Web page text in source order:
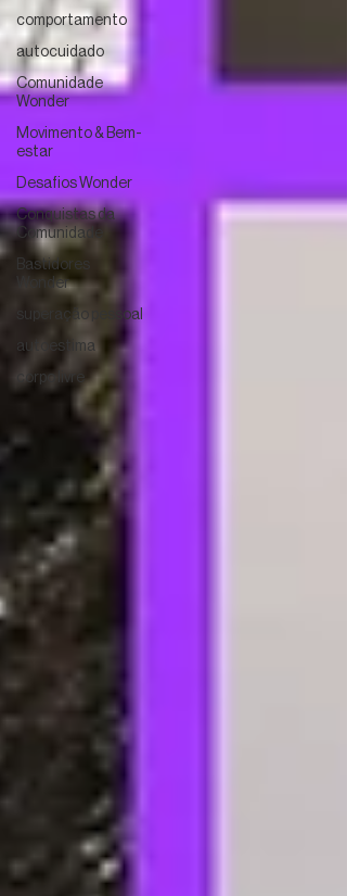
comportamento
autocuidado
Comunidade
Wonder
Movimento & Bem-
estar
Desafios Wonder
Conquistas da
Comunidade
Bastidores
Wonder
superação pessoal
autoestima
corpo livre